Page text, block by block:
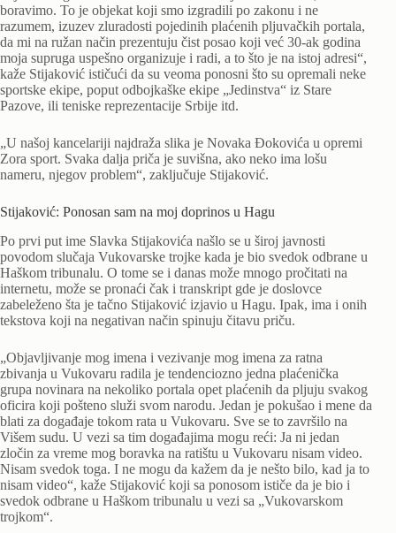
boravimo. To je objekat koji smo izgradili po zakonu i ne
razumem, izuzev zluradosti pojedinih plaćenih pljuvačkih portala,
da mi na ružan način prezentuju čist posao koji već 30-ak godina
moja supruga uspešno organizuje i radi, a to što je na istoj adresi“,
kaže Stijaković ističući da su veoma ponosni što su opremali neke
sportske ekipe, poput odbojkaške ekipe „Jedinstva“ iz Stare
Pazove, ili teniske reprezentacije Srbije itd.
„U našoj kancelariji najdraža slika je Novaka Đokovića u opremi
Zora sport. Svaka dalja priča je suvišna, ako neko ima lošu
nameru, njegov problem“, zaključuje Stijaković.
Stijaković: Ponosan sam na moj doprinos u Hagu
Po prvi put ime Slavka Stijakovića našlo se u široj javnosti
povodom slučaja Vukovarske trojke kada je bio svedok odbrane u
Haškom tribunalu. O tome se i danas može mnogo pročitati na
internetu, može se pronaći čak i transkript gde je doslovce
zabeleženo šta je tačno Stijaković izjavio u Hagu. Ipak, ima i onih
tekstova koji na negativan način spinuju čitavu priču.
„Objavljivanje mog imena i vezivanje mog imena za ratna
zbivanja u Vukovaru radila je tendenciozno jedna plaćenička
grupa novinara na nekoliko portala opet plaćenih da pljuju svakog
oficira koji pošteno služi svom narodu. Jedan je pokušao i mene da
blati za događaje tokom rata u Vukovaru. Sve se to završilo na
Višem sudu. U vezi sa tim događajima mogu reći: Ja ni jedan
zločin za vreme mog boravka na ratištu u Vukovaru nisam video.
Nisam svedok toga. I ne mogu da kažem da je nešto bilo, kad ja to
nisam video“, kaže Stijaković koji sa ponosom ističe da je bio i
svedok odbrane u Haškom tribunalu u vezi sa „Vukovarskom
trojkom“.